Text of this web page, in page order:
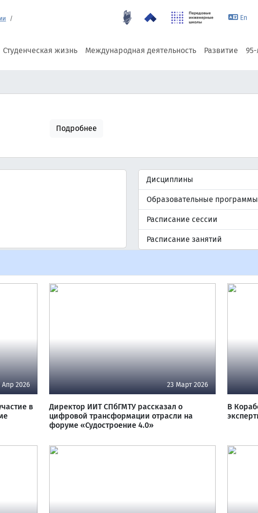
En
Студенческая жизнь Международная деятельность Развитие
Подробнее
Дисциплины
Образовательные программы
Расписание сессии
Расписание занятий
Апр 2026
в
23 Март 2026
Директор ИИТ СПбГМТУ рассказал о
цифровой трансформации отрасли на
форуме «Судостроение 4.0»
В